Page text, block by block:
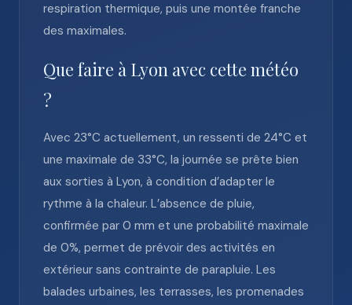
respiration thermique, puis une montée franche
des maximales.
Que faire à Lyon avec cette météo
?
Avec 23°C actuellement, un ressenti de 24°C et
une maximale de 33°C, la journée se prête bien
aux sorties à Lyon, à condition d’adapter le
rythme à la chaleur. L’absence de pluie,
confirmée par 0 mm et une probabilité maximale
de 0%, permet de prévoir des activités en
extérieur sans contrainte de parapluie. Les
balades urbaines, les terrasses, les promenades